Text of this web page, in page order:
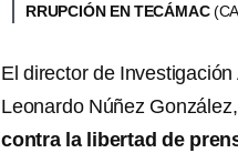
RRUPCIÓN EN TECÁMAC
El director de
Leonardo Núñez
contra la libertad de